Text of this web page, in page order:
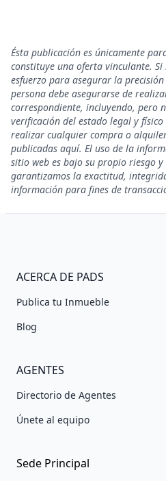
Ésta publicación es únicamente
constituye una oferta vinculante.
esfuerzo para asegurar la
persona debe asegurarse de
correspondiente, incluyendo, pero
verificación del estado legal y
realizar cualquier compra o
publicadas aquí. El uso de la
sitio web es bajo su propio riesgo
garantizamos la exactitud,
información para fines de
ACERCA DE PADS
Publica tu Inmueble
Blog
AGENTES
Directorio de Agentes
Únete al equipo
Sede Principal